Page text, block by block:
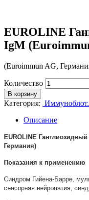
EUROLINE
IgM
(Euroimmun AG,
Количество
В корзину
Категория:
Описание
EUROLINE
Германия)
Показания к применению
Синдром Гийена-Барре,
сенсорная нейропатия,